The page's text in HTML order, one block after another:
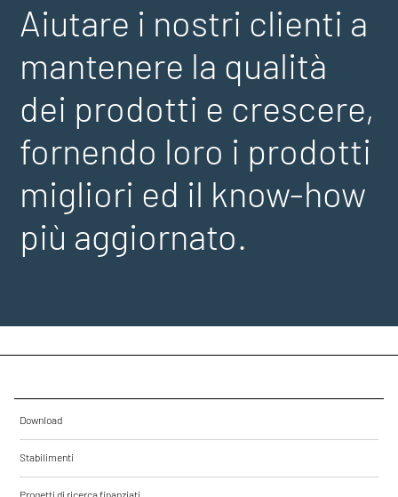
Aiutare i nostri clienti a
mantenere la qualità
dei prodotti e crescere,
fornendo loro i prodotti
migliori ed il know-how
più aggiornato.
Download
Stabilimenti